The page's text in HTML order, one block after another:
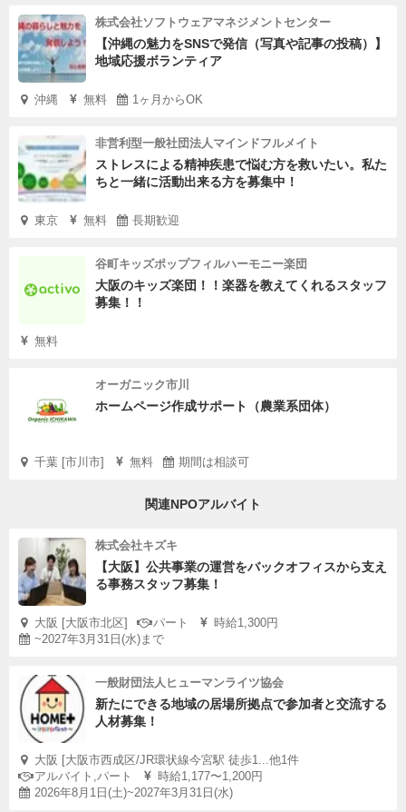
株式会社ソフトウェアマネジメントセンター
【沖縄の魅力をSNSで発信（写真や記事の投稿）】
地域応援ボランティア
沖縄 無料 1ヶ月からOK
非営利型一般社団法人マインドフルメイト
ストレスによる精神疾患で悩む方を救いたい。私た
ちと一緒に活動出来る方を募集中！
東京 無料 長期歓迎
谷町キッズポップフィルハーモニー楽団
大阪のキッズ楽団！！楽器を教えてくれるスタッフ
募集！！
無料
オーガニック市川
ホームページ作成サポート（農業系団体）
千葉 [市川市] 無料 期間は相談可
関連NPOアルバイト
株式会社キズキ
【大阪】公共事業の運営をバックオフィスから支え
る事務スタッフ募集！
大阪 [大阪市北区] パート
時給1,300円
~2027年3月31日(水)まで
一般財団法人ヒューマンライツ協会
新たにできる地域の居場所拠点で参加者と交流する
人材募集！
大阪 [大阪市西成区/JR環状線今宮駅 徒歩1...他1件
アルバイト,パート
時給1,177〜1,200円
2026年8月1日(土)~2027年3月31日(水)